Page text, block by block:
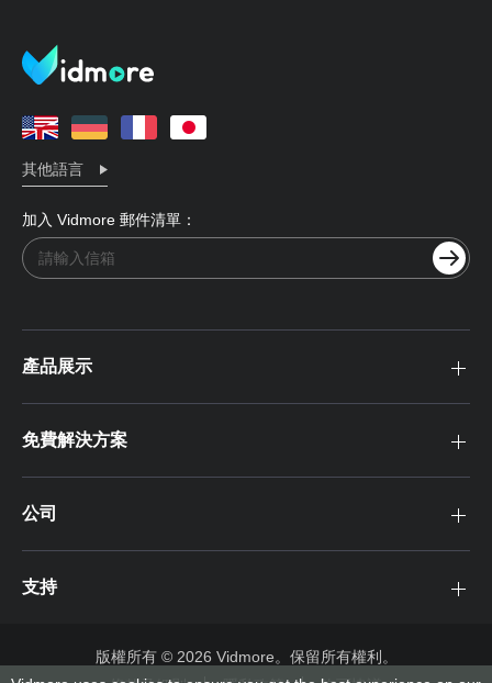
其他語言
加入 Vidmore 郵件清單：
產品展示
免費解決方案
公司
支持
版權所有 © 2026 Vidmore。保留所有權利。